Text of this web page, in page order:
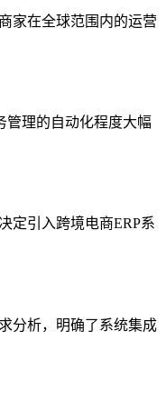
家在全球范围内的运营
管理的自动化程度大幅
定引入跨境电商ERP系
分析，明确了系统集成